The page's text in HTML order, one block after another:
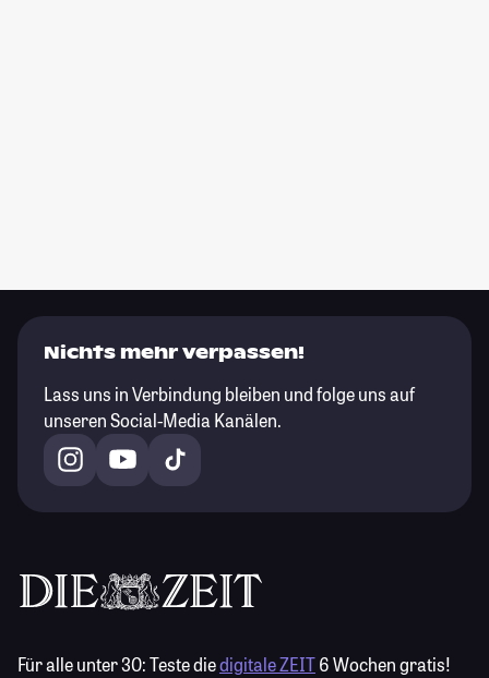
Nichts mehr verpassen!
Lass uns in Verbindung bleiben und folge uns auf
unseren Social-Media Kanälen.
Für alle unter 30:Teste diedigitale ZEIT6 Wochen gratis!